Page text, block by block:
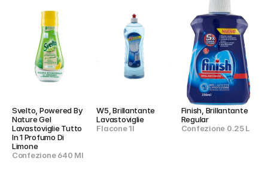
Svelto, Powered By
Nature Gel
Lavastoviglie Tutto
In 1 Profumo Di
Limone
Confezione 640 Ml
W5, Brillantante
Lavastoviglie
Flacone 1l
Finish, Brillantante
Regular
Confezione 0.25 L